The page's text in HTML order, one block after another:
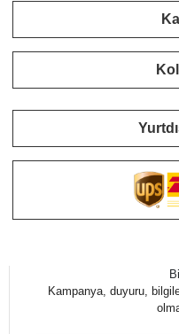
Kampanya, duyuru,